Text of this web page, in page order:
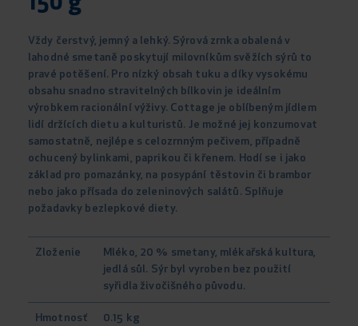
Vždy čerstvý, jemný a lehký. Sýrová zrnka obalená v
lahodné smetaně poskytují milovníkům svěžích sýrů to
pravé potěšení. Pro nízký obsah tuku a díky vysokému
obsahu snadno stravitelných bílkovin je ideálním
výrobkem racionální výživy. Cottage je oblíbeným jídlem
lidí držících dietu a kulturistů. Je možné jej konzumovat
samostatně, nejlépe s celozrnným pečivem, případně
ochucený bylinkami, paprikou či křenem. Hodí se i jako
základ pro pomazánky, na posypání těstovin či brambor
nebo jako přísada do zeleninových salátů. Splňuje
požadavky bezlepkové diety.
Zloženie
Mléko, 20 % smetany, mlékařská kultura,
jedlá sůl. Sýr byl vyroben bez použití
syřidla živočišného původu.
Hmotnosť 0.15 kg